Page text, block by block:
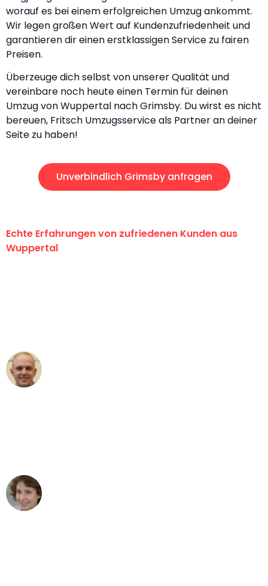
worauf es bei einem erfolgreichen Umzug ankommt.
Wir legen großen Wert auf Kundenzufriedenheit und
garantieren dir einen erstklassigen Service zu fairen
Preisen.
Überzeuge dich selbst von unserer Qualität und
vereinbare noch heute einen Termin für deinen
Umzug von Wuppertal nach Grimsby. Du wirst es nicht
bereuen, Fritsch Umzugsservice als Partner an deiner
Seite zu haben!
Unverbindlich Grimsby anfragen
Echte Erfahrungen von zufriedenen Kunden aus
Wuppertal